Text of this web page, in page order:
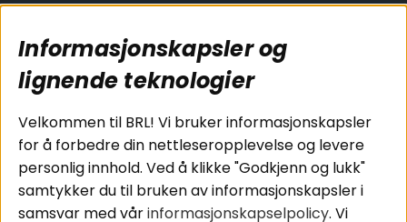
Koblingsguide for
subwoofers
Tilkobling av
bilforsterker
Koblingsguide for
midbasser
Butikker
Våre ambassadører
Cookies
Kjøpsvilkår
Personvernpolicy
Service / Garanti /
Retur
Informasjonskapsler og
lignende teknologier
Velkommen til BRL! Vi bruker informasjonskapsler
for å forbedre din nettleseropplevelse og levere
personlig innhold. Ved å klikke "Godkjenn og lukk"
samtykker du til bruken av informasjonskapsler i
samsvar med vårinformasjonskapselpolicy. Vi